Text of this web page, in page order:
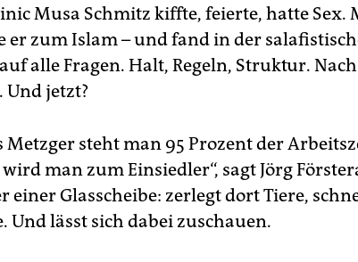
Musa Schmitz kiffte, feierte, hatte Sex.
er zum Islam – und fand in der
alle Fragen. Halt, Regeln, Struktur. Nach
Und jetzt?
Metzger steht man 95 Prozent der
man zum Einsiedler“, sagt Jörg
einer Glasscheibe: zerlegt dort Tiere,
Und lässt sich dabei zuschauen.